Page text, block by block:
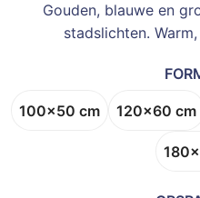
Gouden, blauwe en
stadslichten.
100x50 cm 120x60 cm